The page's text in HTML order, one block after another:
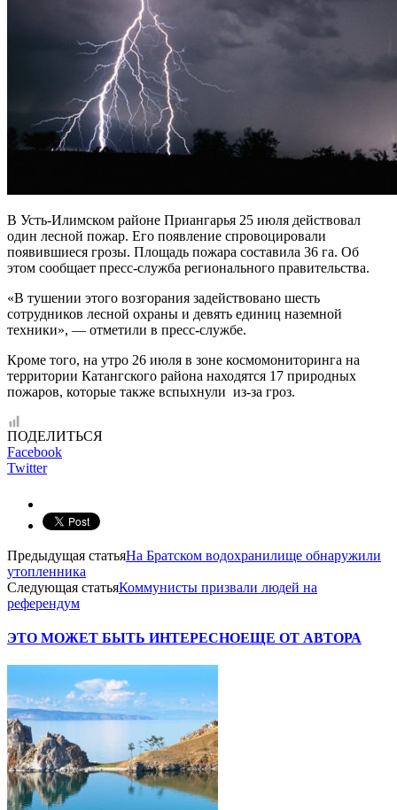
В Усть-Илимском районе Приангарья 25 июля действовал
один лесной пожар. Его появление спровоцировали
появившиеся грозы. Площадь пожара составила 36 га. Об
этом сообщает пресс-служба регионального правительства.
«В тушении этого возгорания задействовано шесть
сотрудников лесной охраны и девять единиц наземной
техники», — отметили в пресс-службе.
Кроме того, на утро 26 июля в зоне космомониторинга на
территории Катангского района находятся 17 природных
пожаров, которые также вспыхнули из-за гроз.
ПОДЕЛИТЬСЯ
Facebook
Twitter
Предыдущая статьяНа Братском водохранилище обнаружили
утопленника
Следующая статьяКоммунисты призвали людей на
референдум
ЭТО МОЖЕТ БЫТЬ ИНТЕРЕСНОЕЩЕ ОТ АВТОРА